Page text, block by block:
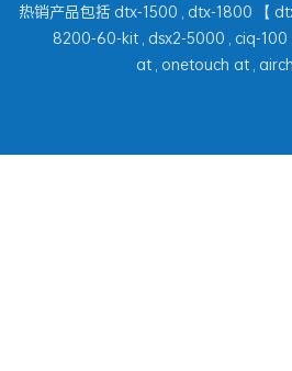
热销产品包括 dtx-1500 , dtx-1800 【
8200-60-kit , dsx2-5000 , ciq-100
at , onetouch at ,